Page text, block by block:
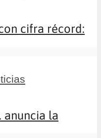
cifra récord:
anuncia la